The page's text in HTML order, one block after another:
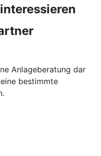
Anlageberatung dar
bestimmte